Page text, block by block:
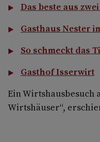
Das beste aus
Gasthaus Nester
So schmeckt das
Gasthof Isserwirt
Ein Wirtshausbesuch
Wirtshäuser“,